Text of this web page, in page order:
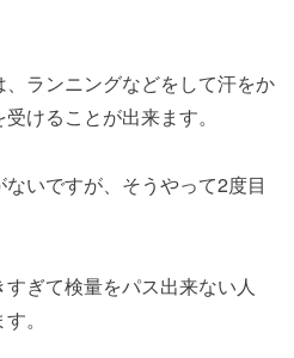
ランニングなどをして汗をか
けることが出来ます。
いですが、そうやって2度目
ぎて検量をパス出来ない人
。